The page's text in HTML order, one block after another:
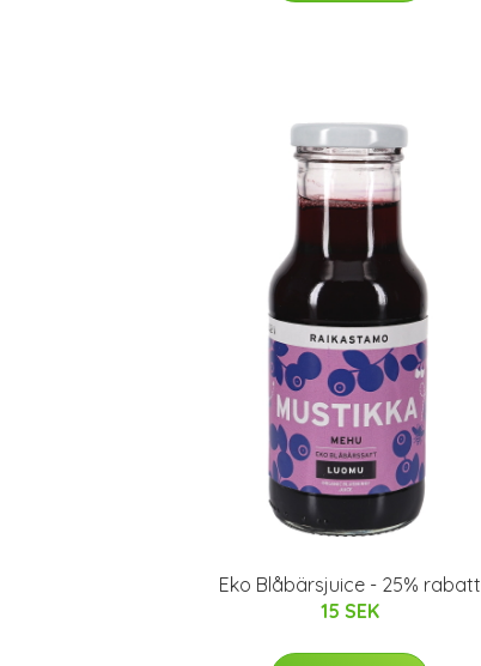
Eko Blåbärsjuice - 25% rabatt
15 SEK